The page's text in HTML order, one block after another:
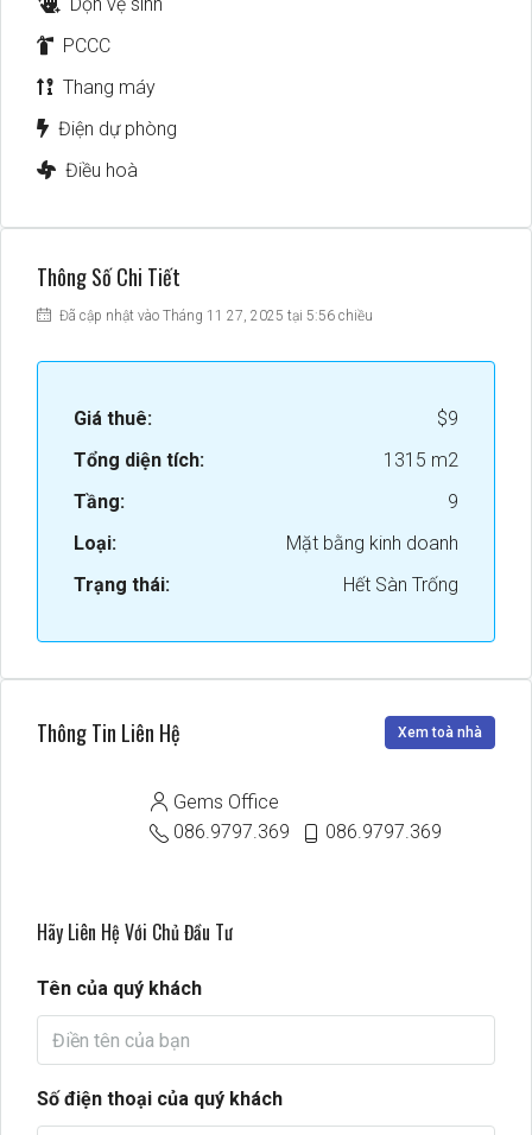
PCCC
Thang máy
Điện dự phòng
Điều hoà
Thông Số Chi Tiết
Đã cập nhật vào Tháng 11 27, 2025 tại 5:56 chiều
Giá thuê:
$9
Tổng diện tích:
1315 m2
Tầng:
9
Loại:
Mặt bằng kinh doanh
Trạng thái:
Hết Sàn Trống
Thông Tin Liên Hệ Xem toà nhà
Gems Office
086.9797.369
086.9797.369
Hãy Liên Hệ Với Chủ Đầu Tư
Tên của quý khách
Số điện thoại của quý khách